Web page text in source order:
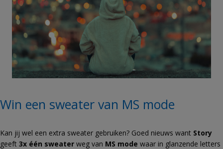
Win een sweater van MS mode
Kan jij wel een extra sweater gebruiken? Goed nieuws want Story
geeft 3x één sweater weg van MS mode waar in glanzende letters